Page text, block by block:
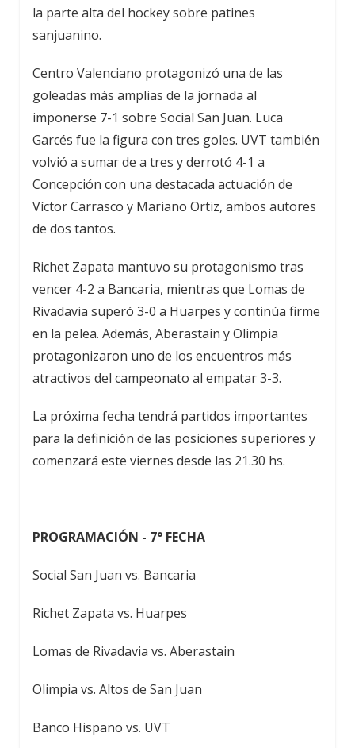
la parte alta del hockey sobre patines
sanjuanino.
Centro Valenciano protagonizó una de las
goleadas más amplias de la jornada al
imponerse 7-1 sobre Social San Juan. Luca
Garcés fue la figura con tres goles. UVT también
volvió a sumar de a tres y derrotó 4-1 a
Concepción con una destacada actuación de
Víctor Carrasco y Mariano Ortiz, ambos autores
de dos tantos.
Richet Zapata mantuvo su protagonismo tras
vencer 4-2 a Bancaria, mientras que Lomas de
Rivadavia superó 3-0 a Huarpes y continúa firme
en la pelea. Además, Aberastain y Olimpia
protagonizaron uno de los encuentros más
atractivos del campeonato al empatar 3-3.
La próxima fecha tendrá partidos importantes
para la definición de las posiciones superiores y
comenzará este viernes desde las 21.30 hs.
PROGRAMACIÓN - 7° FECHA
Social San Juan vs. Bancaria
Richet Zapata vs. Huarpes
Lomas de Rivadavia vs. Aberastain
Olimpia vs. Altos de San Juan
Banco Hispano vs. UVT